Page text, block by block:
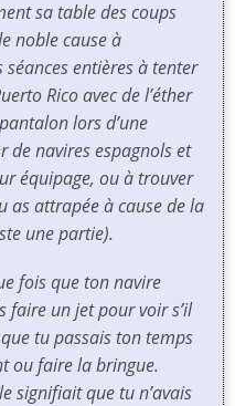
sa table des coups
noble cause à
entières à tenter
Rico avec de l’éther
lors d’une
de navires espagnols et
équipage, ou à trouver
as attrapée à cause de la
une partie).
fois que ton navire
faire un jet pour voir s’il
tu passais ton temps
ou faire la bringue.
signifiait que tu n’avais